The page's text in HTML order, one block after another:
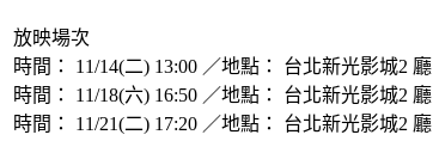
放映場次
時間： 11/14(二) 13:00 ／地點： 台北新光影城2 廳
時間： 11/18(六) 16:50 ／地點： 台北新光影城2 廳
時間： 11/21(二) 17:20 ／地點： 台北新光影城2 廳